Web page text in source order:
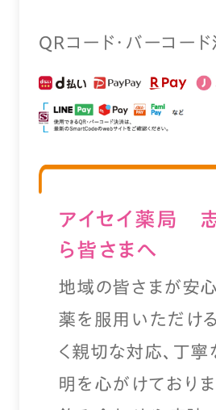
QRコード・バーコー
アイセイ薬局
ら皆さまへ
地域の皆さまが安
薬を服用いただける
く親切な対応、丁
明を心がけておりま